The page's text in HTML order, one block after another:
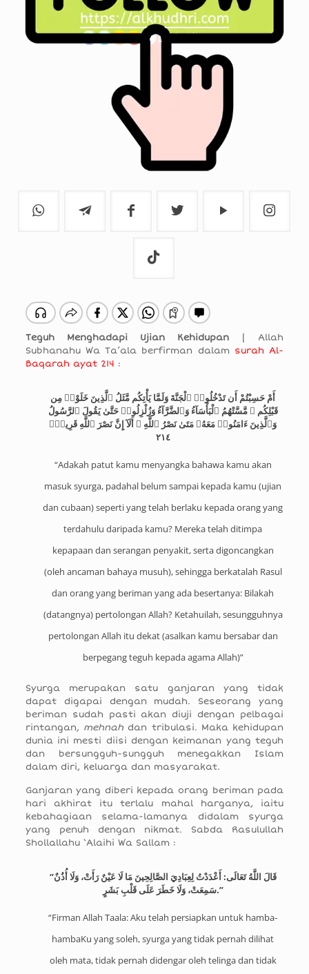
Teguh Menghadapi Ujian Kehidupan | Allah
Subhanahu Wa Ta’ala berfirman dalam surah Al-
Baqarah ayat 214 :
أَمْ حَسِبْتُمْ أَن تَدْخُلُوا۟ ٱلْجَنَّةَ وَلَمَّا يَأْتِكُم مَّثَلُ ٱلَّذِينَ خَلَوْا۟ مِن
قَبْلِكُم ۖ مَّسَّتْهُمُ ٱلْبَأْسَآءُ وَٱلضَّرَّآءُ وَزُلْزِلُوا۟ حَتَّىٰ يَقُولَ ٱلرَّسُولُ
وَٱلَّذِينَ ءَامَنُوا۟ مَعَهُۥ مَتَىٰ نَصْرُ ٱللَّهِ ۗ أَلَآ إِنَّ نَصْرَ ٱللَّهِ قَرِيبٌۭ
٢١٤
“Adakah patut kamu menyangka bahawa kamu akan
masuk syurga, padahal belum sampai kepada kamu (ujian
dan cubaan) seperti yang telah berlaku kepada orang yang
terdahulu daripada kamu? Mereka telah ditimpa
kepapaan dan serangan penyakit, serta digoncangkan
(oleh ancaman bahaya musuh), sehingga berkatalah Rasul
dan orang yang beriman yang ada besertanya: Bilakah
(datangnya) pertolongan Allah? Ketahuilah, sesungguhnya
pertolongan Allah itu dekat (asalkan kamu bersabar dan
berpegang teguh kepada agama Allah)”
Syurga merupakan satu ganjaran yang tidak
dapat digapai dengan mudah. Seseorang yang
beriman sudah pasti akan diuji dengan pelbagai
rintangan, mehnah dan tribulasi. Maka kehidupan
dunia ini mesti diisi dengan keimanan yang teguh
dan bersungguh-sungguh menegakkan Islam
dalam diri, keluarga dan masyarakat.
Ganjaran yang diberi kepada orang beriman pada
hari akhirat itu terlalu mahal harganya, iaitu
kebahagiaan selama-lamanya didalam syurga
yang penuh dengan nikmat. Sabda Rasulullah
Shollallahu ‘Alaihi Wa Sallam :
“قَالَ اللَّهُ تَعَالَى: أَعْدَدْتُ لِعِبَادِيَ الصَّالِحِينَ مَا لَا عَيْنٌ رَأَتْ، وَلَا أُذُنٌ
سَمِعَتْ، وَلَا خَطَرَ عَلَى قَلْبِ بَشَرٍ.”
“Firman Allah Taala: Aku telah persiapkan untuk hamba-
hambaKu yang soleh, syurga yang tidak pernah dilihat
oleh mata, tidak pernah didengar oleh telinga dan tidak